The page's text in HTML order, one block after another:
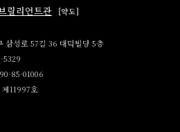
릴리언트관
[약도]
삼성로 57길 36 대덕빌딩 5층
5329
85-01006
11997호